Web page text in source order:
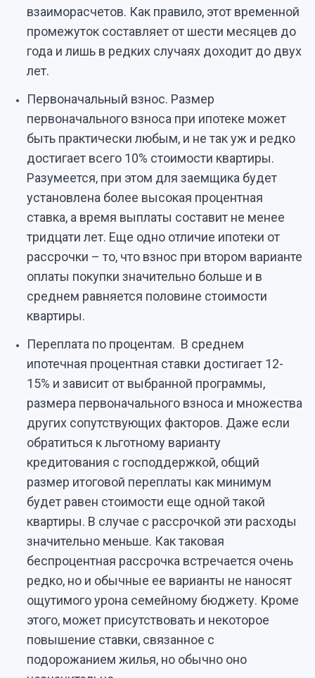
взаиморасчетов. Как правило, этот временной
промежуток составляет от шести месяцев до
года и лишь в редких случаях доходит до двух
лет.
Первоначальный взнос. Размер
первоначального взноса при ипотеке может
быть практически любым, и не так уж и редко
достигает всего 10% стоимости квартиры.
Разумеется, при этом для заемщика будет
установлена более высокая процентная
ставка, а время выплаты составит не менее
тридцати лет. Еще одно отличие ипотеки от
рассрочки – то, что взнос при втором варианте
оплаты покупки значительно больше и в
среднем равняется половине стоимости
квартиры.
Переплата по процентам. В среднем
ипотечная процентная ставки достигает 12-
15% и зависит от выбранной программы,
размера первоначального взноса и множества
других сопутствующих факторов. Даже если
обратиться к льготному варианту
кредитования с господдержкой, общий
размер итоговой переплаты как минимум
будет равен стоимости еще одной такой
квартиры. В случае с рассрочкой эти расходы
значительно меньше. Как таковая
беспроцентная рассрочка встречается очень
редко, но и обычные ее варианты не наносят
ощутимого урона семейному бюджету. Кроме
этого, может присутствовать и некоторое
повышение ставки, связанное с
подорожанием жилья, но обычно оно